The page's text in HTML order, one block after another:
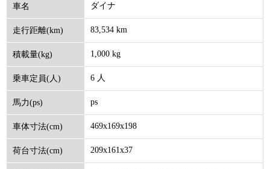
車名 ダイナ
走行距離(km) 83,534 km
積載量(kg) 1,000 kg
乗車定員(人) 6 人
馬力(ps) ps
車体寸法(cm) 469x169x198
荷台寸法(cm) 209x161x37